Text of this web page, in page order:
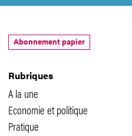
Rubriques
A la une
Economie et politique
Pratique
Abonnement papier